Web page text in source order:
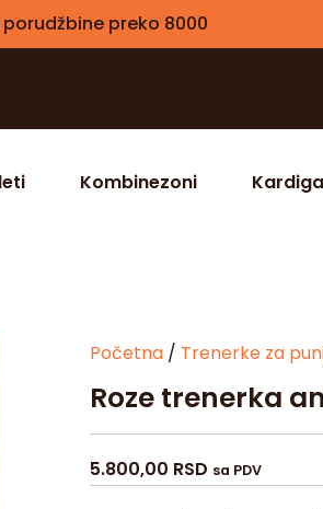
preko 8000
Kombinezoni
Početna/ Trenerke za
Roze trenerka
5.800,00 RSD sa PDV